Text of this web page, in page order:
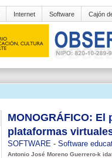
Internet Software Cajón
MONOGRÁFICO:
plataformas
SOFTWARE - Software
Antonio José Moreno Guerrero-k